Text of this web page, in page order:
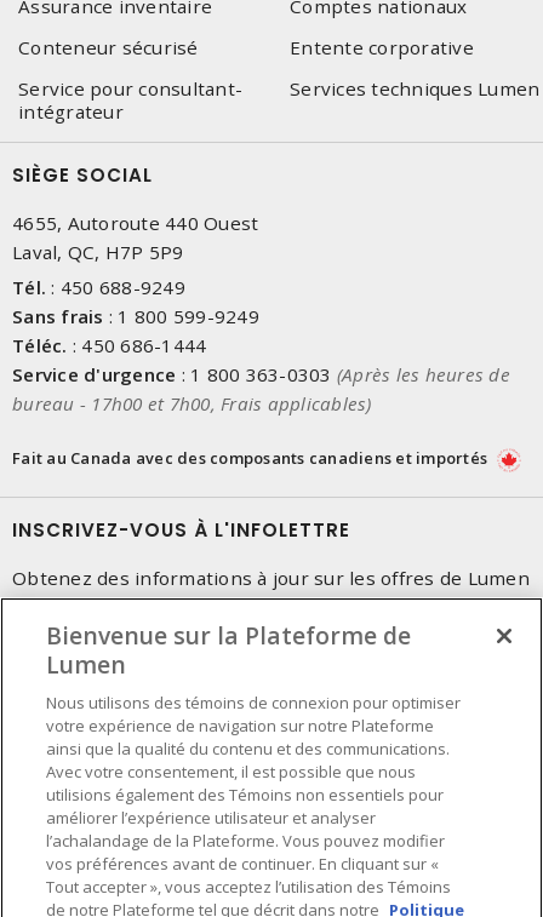
Assurance inventaire
Comptes nationaux
Conteneur sécurisé
Entente corporative
Service pour consultant-
intégrateur
Services techniques Lumen
SIÈGE SOCIAL
4655, Autoroute 440 Ouest
Laval, QC, H7P 5P9
Tél. : 450 688-9249
Sans frais : 1 800 599-9249
Téléc. : 450 686-1444
Service d'urgence : 1 800 363-0303 (Après les heures de
bureau - 17h00 et 7h00, Frais applicables)
Fait au Canada avec des composants canadiens et importés
INSCRIVEZ-VOUS À L'INFOLETTRE
Obtenez des informations à jour sur les offres de Lumen
Bienvenue sur la Plateforme de
Lumen
Nous utilisons des témoins de connexion pour optimiser
votre expérience de navigation sur notre Plateforme
ainsi que la qualité du contenu et des communications.
Avec votre consentement, il est possible que nous
utilisions également des Témoins non essentiels pour
améliorer l’expérience utilisateur et analyser
l’achalandage de la Plateforme. Vous pouvez modifier
vos préférences avant de continuer. En cliquant sur «
Tout accepter », vous acceptez l’utilisation des Témoins
de notre Plateforme tel que décrit dans notre Politique